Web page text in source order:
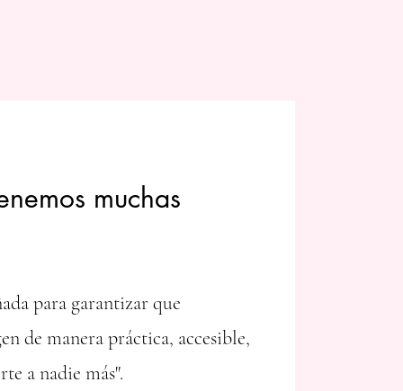
muchas
para garantizar que
de manera práctica, accesible,
a nadie más".